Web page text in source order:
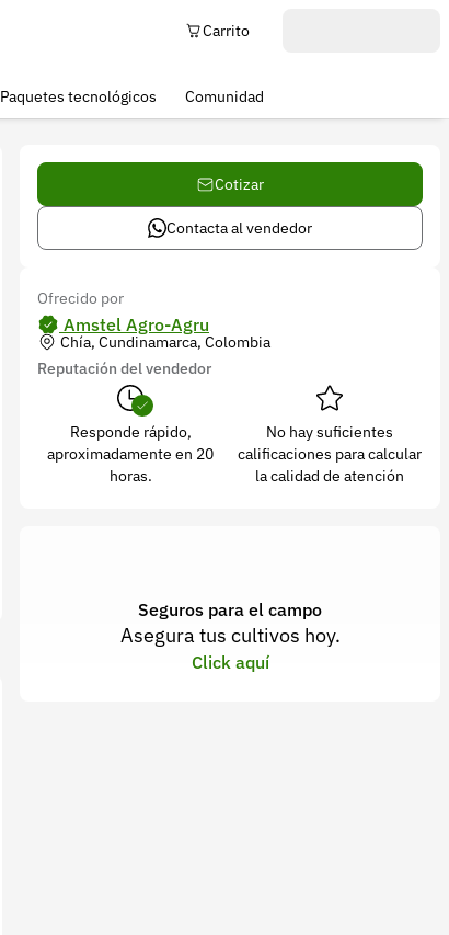
Carrito
Paquetes tecnológicos Comunidad
Cotizar
Contacta al vendedor
Ofrecido por
Amstel Agro-Agru
Chía, Cundinamarca, Colombia
Reputación del vendedor
Responde rápido,
aproximadamente en 20
horas.
No hay suficientes
calificaciones para calcular
la calidad de atención
Seguros para el campo
Asegura tus cultivos hoy.
Click aquí